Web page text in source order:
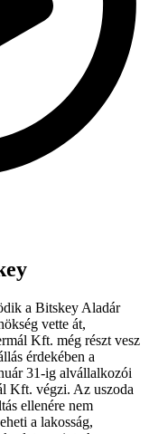
a Bitskey Aladár
vette át,
Kft. még részt vesz
érdekében a
31-ig alvállalkozói
Kft. végzi. Az uszoda
ellenére nem
a lakosság,